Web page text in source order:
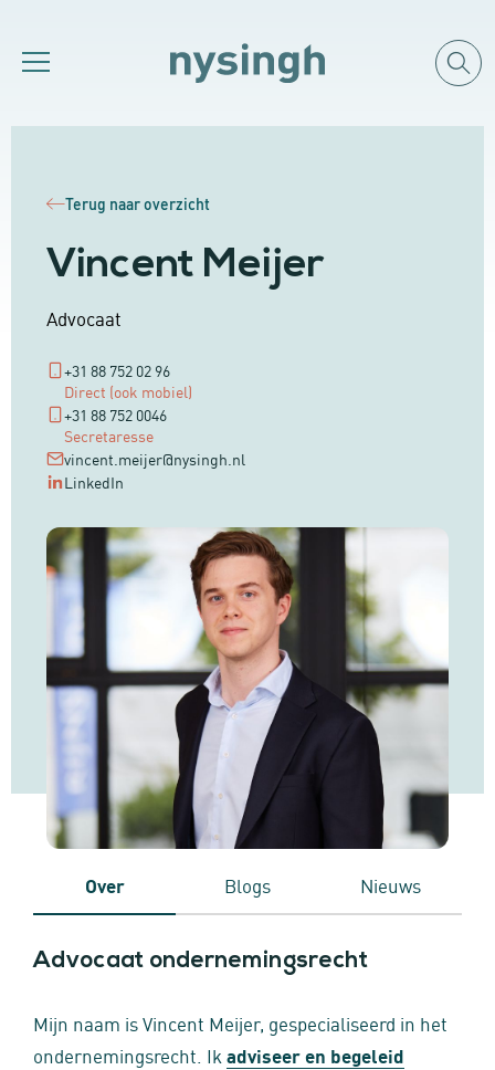
Terug naar overzicht
Vincent Meijer
Advocaat
+31 88 752 02 96
Direct (ook mobiel)
+31 88 752 0046
Secretaresse
vincent.meijer@nysingh.nl
LinkedIn
Over Blogs Nieuws
Advocaat ondernemingsrecht
Mijn naam is Vincent Meijer, gespecialiseerd in het
ondernemingsrecht. Ik adviseer en begeleid